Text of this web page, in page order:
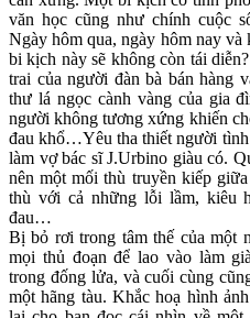
văn học cũng như chính cuộc
Ngày hôm qua, ngày hôm nay và
bi kịch này sẽ không còn tái
trai của người đàn bà bán hàng
thư lá ngọc cành vàng của gia
người không tương xứng khiến
đau khổ…Yêu tha thiết người tình
làm vợ bác sĩ J.Urbino giàu có.
nên một mối thù truyền kiếp
thù với cả những lỗi lầm, kiêu
đau…
Bị bỏ rơi trong tâm thế của một
mọi thủ đoạn để lao vào làm
trong đống lửa, và cuối cùng
một hãng tàu. Khắc hoạ hình